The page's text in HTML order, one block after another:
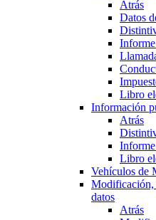
Atrás
Datos
Libro
Información
Atrás
Libro
Vehículos de
Modificación,
datos
Atrás